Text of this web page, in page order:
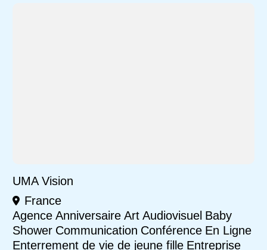
UMA Vision
France
Agence Anniversaire Art Audiovisuel Baby
Shower Communication Conférence En Ligne
Enterrement de vie de jeune fille Entreprise